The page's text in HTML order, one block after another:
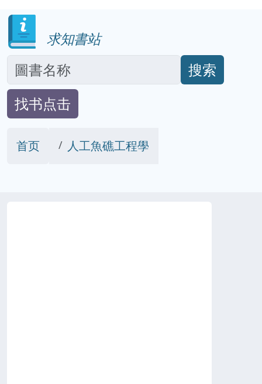
求知書站
搜索
找书点击
首页 人工魚礁工程學